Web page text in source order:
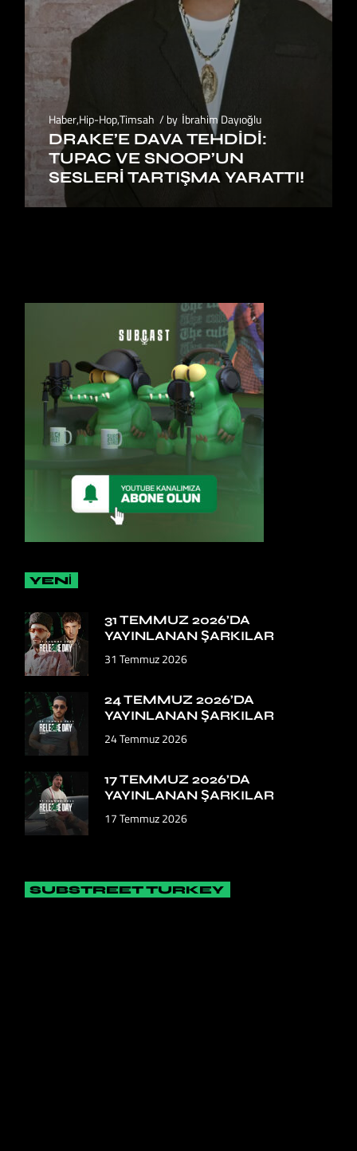
Haber,Hip-Hop,Timsah by İbrahim Dayıoğlu
DRAKE’E DAVA TEHDIDI:
TUPAC VE SNOOP’UN
SESLERI TARTIŞMA YARATTI!
YENİ
31 TEMMUZ 2026’DA
YAYINLANAN ŞARKILAR
31 Temmuz 2026
24 TEMMUZ 2026’DA
YAYINLANAN ŞARKILAR
24 Temmuz 2026
17 TEMMUZ 2026’DA
YAYINLANAN ŞARKILAR
17 Temmuz 2026
SUBSTREET TURKEY